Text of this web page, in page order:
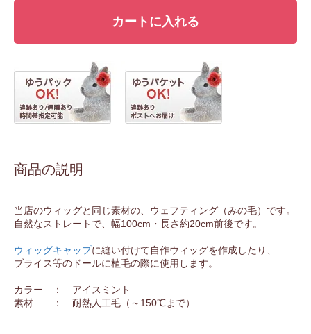
カートに入れる
商品の説明
当店のウィッグと同じ素材の、ウェフティング（みの毛）です。
自然なストレートで、幅100cm・長さ約20cm前後です。
ウィッグキャップに縫い付けて自作ウィッグを作成したり、
ブライス等のドールに植毛の際に使用します。
カラー ： アイスミント
素材 ： 耐熱人工毛（～150℃まで）